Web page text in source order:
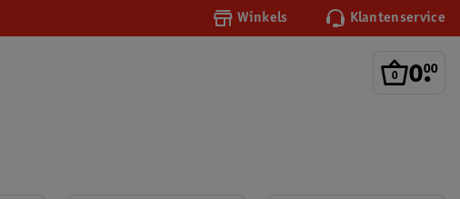
Winkels Klantenservice
0.
00